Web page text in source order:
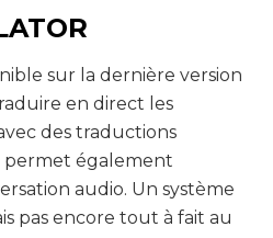
sur la dernière version
en direct les
des traductions
permet également
audio. Un système
pas encore tout à fait au